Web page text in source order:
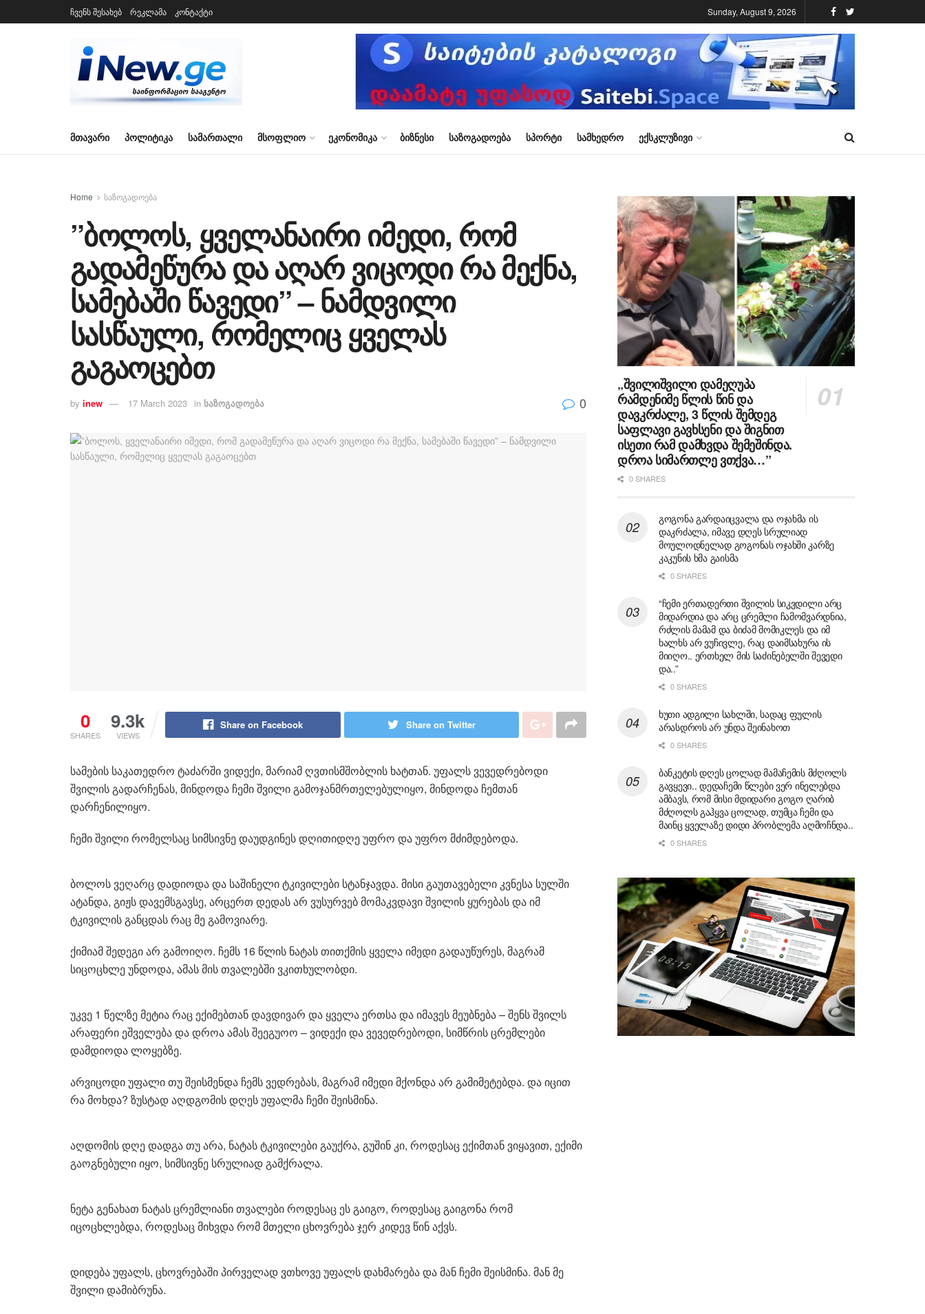
ჩვენს შესახებ რეკლამა კონტაქტი Sunday, August 9, 2026
ᲛᲗᲐᲕᲐᲠᲘ ᲞᲝᲚᲘᲢᲘᲙᲐ ᲡᲐᲛᲐᲠᲗᲐᲚᲘ ᲛᲡᲝᲤᲚᲘᲝ ᲔᲙᲝᲜᲝᲛᲘᲙᲐ ᲑᲘᲖᲜᲔᲡᲘ ᲡᲐᲖᲝᲒᲐᲓᲝᲔᲑᲐ ᲡᲞᲝᲠᲢᲘ ᲡᲐᲛᲮᲔᲓᲠᲝ ᲔᲥᲡᲙᲚᲣᲖᲘᲕᲘ
Home საზოგადოება
”ბოლოს, ყველანაირი იმედი, რომ
გადამეწურა და აღარ ვიცოდი რა მექნა,
სამებაში წავედი” – ნამდვილი
სასწაული, რომელიც ყველას
გაგაოცებთ
by inew 17 March 2023 in საზოგადოება 0
0
SHARES
9.3k
VIEWS
Share on Facebook Share on Twitter
სამების საკათედრო ტაძარში ვიდექი, მარიამ ღვთისმშობლის ხატთან. უფალს ვევედრებოდი
შვილის გადარჩენას, მინდოდა ჩემი შვილი გამოჯანმრთელებულიყო, მინდოდა ჩემთან
დარჩენილიყო.
ჩემი შვილი რომელსაც სიმსივნე დაუდგინეს დღითიდღე უფრო და უფრო მძიმდებოდა.
ბოლოს ვეღარც დადიოდა და საშინელი ტკივილები სტანჯავდა. მისი გაუთავებელი კვნესა სულში
ატანდა, გიჟს დავემსგავსე, არცერთ დედას არ ვუსურვებ მომაკვდავი შვილის ყურებას და იმ
ტკივილის განცდას რაც მე გამოვიარე.
ქიმიამ შედეგი არ გამოიღო. ჩემს 16 წლის ნატას თითქმის ყველა იმედი გადაუწურეს, მაგრამ
სიცოცხლე უნდოდა, ამას მის თვალებში ვკითხულობდი.
უკვე 1 წელზე მეტია რაც ექიმებთან დავდივარ და ყველა ერთსა და იმავეს მეუბნება – შენს შვილს
არაფერი ეშველება და დროა ამას შეეგუოო – ვიდექი და ვევედრებოდი, სიმწრის ცრემლები
დამდიოდა ლოყებზე.
არვიცოდი უფალი თუ შეისმენდა ჩემს ვედრებას, მაგრამ იმედი მქონდა არ გამიმეტებდა. და იცით
რა მოხდა? ზუსტად აღდგომის დღეს უფალმა ჩემი შეისმინა.
აღდომის დღე დადგა თუ არა, ნატას ტკივილები გაუქრა, გუშინ კი, როდესაც ექიმთან ვიყავით, ექიმი
გაოგნებული იყო, სიმსივნე სრულიად გამქრალა.
ნეტა გენახათ ნატას ცრემლიანი თვალები როდესაც ეს გაიგო, როდესაც გაიგონა რომ
იცოცხლებდა, როდესაც მიხვდა რომ მთელი ცხოვრება ჯერ კიდევ წინ აქვს.
დიდება უფალს, ცხოვრებაში პირველად ვთხოვე უფალს დახმარება და მან ჩემი შეისმინა. მან მე
შვილი დამიბრუნა.
„შვილიშვილი დამეღუპა
რამდენიმე წლის წინ და
დავკრძალე, 3 წლის შემდეგ
საფლავი გავხსენი და შიგნით
ისეთი რამ დამხვდა შემეშინდა.
დროა სიმართლე ვთქვა…”
0 SHARES
გოგონა გარდაიცვალა და ოჯახმა ის
დაკრძალა, იმავე დღეს სრულიად
მოულოდნელად გოგონას ოჯახში კარზე
კაკუნის ხმა გაისმა
0 SHARES
“ჩემი ერთადერთი შვილის სიკვდილი არც
მიდარდია და არც ცრემლი ჩამომვარდნია,
რძლის მამამ და ბიძამ მომიკლეს და იმ
ხალხს არ ვუჩივლე, რაც დაიმსახურა ის
მიიღო.. ერთხელ მის საძინებელში შევედი
და..”
0 SHARES
ხუთი ადგილი სახლში, სადაც ფულის
არასდროს არ უნდა შეინახოთ
0 SHARES
ბანკეტის დღეს ცოლად მამაჩემის მძღოლს
გავყევი.. დედაჩემი წლები ვერ ინელებდა
ამბავს, რომ მისი მდიდარი გოგო ღარიბ
მძღოლს გაჰყვა ცოლად, თუმცა ჩემი და
მაინც ყველაზე დიდი პრობლემა აღმოჩნდა..
0 SHARES